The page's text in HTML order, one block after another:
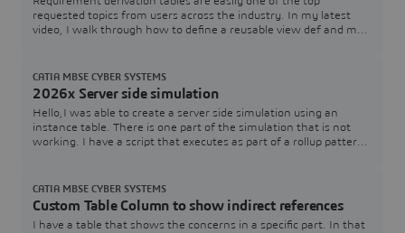
requested topics from users across the industry. In my latest
video, I walk through how to define a reusable view def and map
the SysML v2 code used in the video below to test and adapt for
your own models:How are you
2026x Server side simulation
Hello,I was able to create a server side simulation using an
instance table. There is one part of the simulation that is not
working. I have a script that executes as part of a rollup pattern
the lookup. The simulation works just fine when executed within
Cameo.Here is a
CATIA MBSE CYBER SYSTEMS
Custom Table Column to show indirect references
I have a table that shows the concerns in a specific part. In that
CATIA MBSE CYBER SYSTEMS